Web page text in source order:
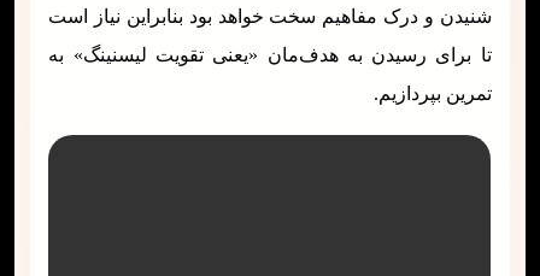
شنیدن و درک مفاهیم سخت خواهد بود بنابراین نیاز است
تا برای رسیدن به هدف‌مان «یعنی تقویت لیسنینگ» به
تمرین بپردازیم.